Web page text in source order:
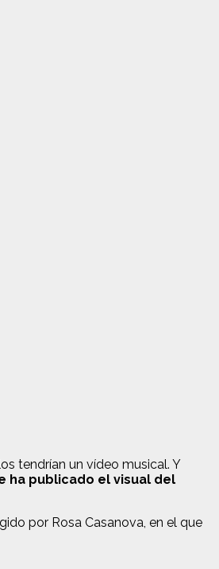
tendrían un vídeo musical. Y
ha publicado el visual del
por Rosa Casanova, en el que